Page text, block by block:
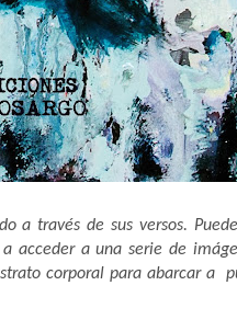
a través de sus versos.
acceder a una serie de
corporal para abarcar a